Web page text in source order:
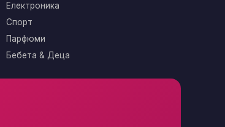
Електроника
Спорт
Парфюми
Бебета & Деца